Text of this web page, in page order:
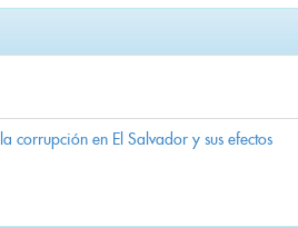
corrupción en El Salvador y sus efectos